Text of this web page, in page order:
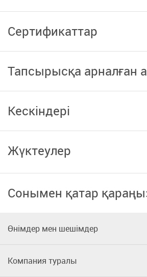
Сертификаттар
Тапсырысқа арналған
Кескіндері
Жүктеулер
Сонымен қатар
Өнімдер мен шешімдер
Компания туралы